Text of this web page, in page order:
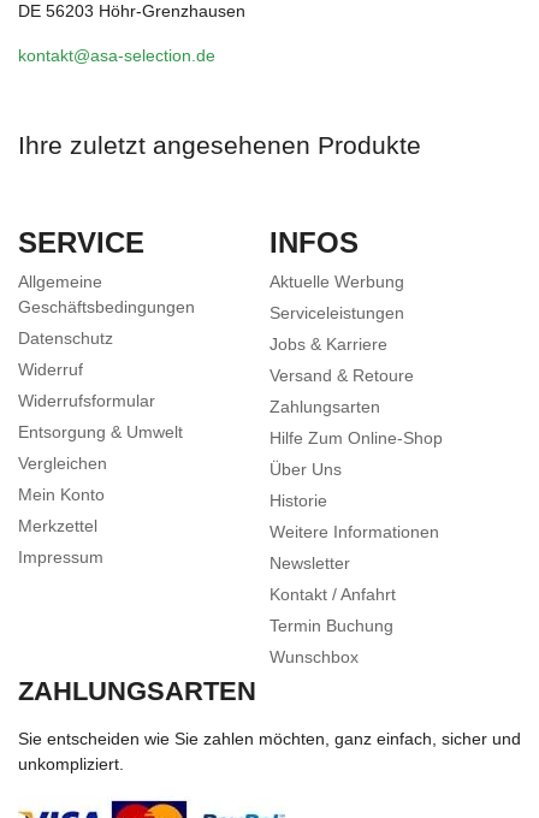
DE 56203 Höhr-Grenzhausen
kontakt@asa-selection.de
Ihre zuletzt angesehenen Produkte
SERVICE
Allgemeine
Geschäftsbedingungen
Datenschutz
Widerruf
Widerrufsformular
Entsorgung & Umwelt
Vergleichen
Mein Konto
Merkzettel
Impressum
INFOS
Aktuelle Werbung
Serviceleistungen
Jobs & Karriere
Versand & Retoure
Zahlungsarten
Hilfe Zum Online-Shop
Über Uns
Historie
Weitere Informationen
Newsletter
Kontakt / Anfahrt
Termin Buchung
Wunschbox
ZAHLUNGSARTEN
Sie entscheiden wie Sie zahlen möchten, ganz einfach, sicher und
unkompliziert.